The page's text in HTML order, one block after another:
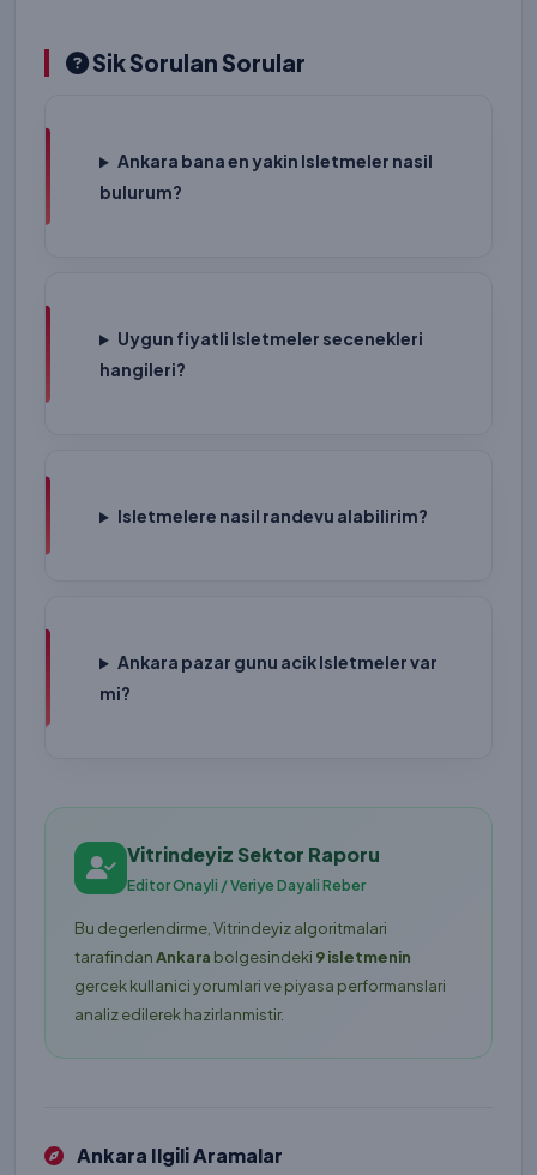
Sik Sorulan Sorular
Ankara bana en yakin Isletmeler nasil
bulurum?
Uygun fiyatli Isletmeler secenekleri
hangileri?
Isletmelere nasil randevu alabilirim?
Ankara pazar gunu acik Isletmeler var
mi?
Vitrindeyiz Sektor Raporu
Editor Onayli / Veriye Dayali Reber
Bu degerlendirme, Vitrindeyiz algoritmalari
tarafindanAnkara bolgesindeki 9 isletmenin
gercek kullanici yorumlari ve piyasa performanslari
analiz edilerek hazirlanmistir.
Ankara Ilgili Aramalar